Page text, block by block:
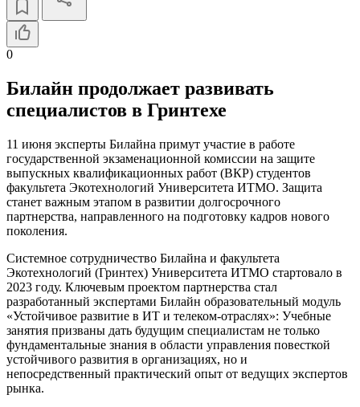
0
Билайн продолжает развивать
специалистов в Гринтехе
11 июня эксперты Билайна примут участие в работе
государственной экзаменационной комиссии на защите
выпускных квалификационных работ (ВКР) студентов
факультета Экотехнологий Университета ИТМО. Защита
станет важным этапом в развитии долгосрочного
партнерства, направленного на подготовку кадров нового
поколения.
Системное сотрудничество Билайна и факультета
Экотехнологий (Гринтех) Университета ИТМО стартовало в
2023 году. Ключевым проектом партнерства стал
разработанный экспертами Билайн образовательный модуль
«Устойчивое развитие в ИТ и телеком-отраслях»: Учебные
занятия призваны дать будущим специалистам не только
фундаментальные знания в области управления повесткой
устойчивого развития в организациях, но и
непосредственный практический опыт от ведущих экспертов
рынка.